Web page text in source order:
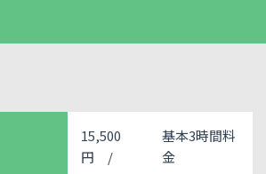
15,500
円 /
基本3時間料
金